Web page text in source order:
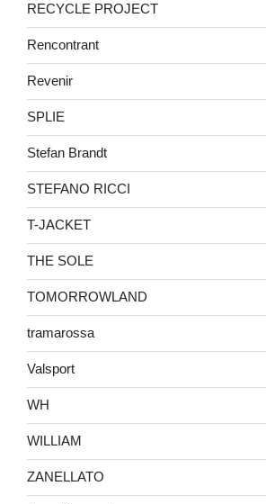
RECYCLE PROJECT
Rencontrant
Revenir
SPLIE
Stefan Brandt
STEFANO RICCI
T-JACKET
THE SOLE
TOMORROWLAND
tramarossa
Valsport
WH
WILLIAM
ZANELLATO